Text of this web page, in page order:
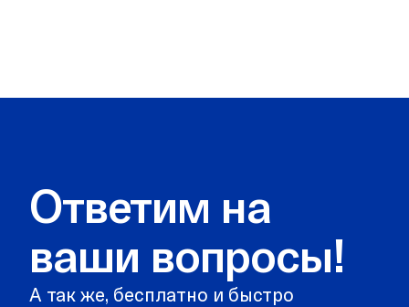
Ответим на
ваши вопросы!
А так же, бесплатно и быстро